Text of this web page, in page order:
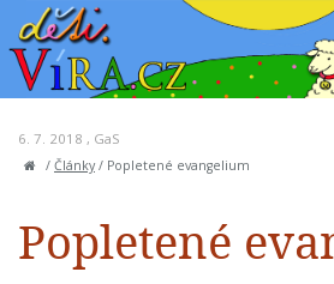
6. 7. 2018 , GaS
/ Články/ Popletené evangelium
Popletené